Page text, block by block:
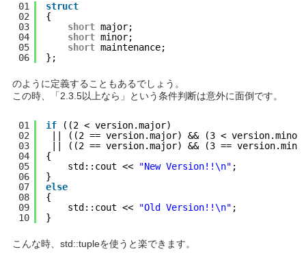
01
02
03
04
05
06
struct
{
short major;
short minor;
short maintenance;
};
のように定義することもあるでしょう。
この時、「2.3.5以上なら」という条件判断は意外に面倒です。
01
02
03
04
05
06
07
08
09
10
if
((2 < version.major)
|| ((2 == version.major) && (3 <
|| ((2 == version.major) && (3 ==
{
std::cout << "New Version!!\n" ;
}
else
{
std::cout << "Old Version!!\n" ;
}
こんな時、std::tupleを使うと楽できます。